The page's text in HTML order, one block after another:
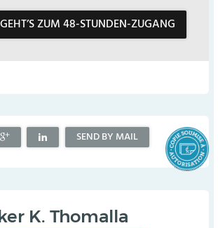
ZUM 48-STUNDEN-ZUGANG
SEND BY MAIL
K. Thomalla